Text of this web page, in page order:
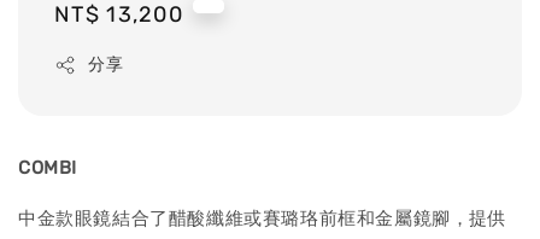
Regular
NT$ 13,200
分享
COMBI
中金款眼鏡結合了醋酸纖維或賽璐珞前框和金屬鏡腳，提供